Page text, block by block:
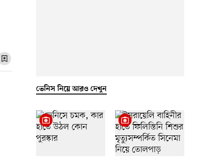
ভেনিস নিয়ে আরও দেখুন